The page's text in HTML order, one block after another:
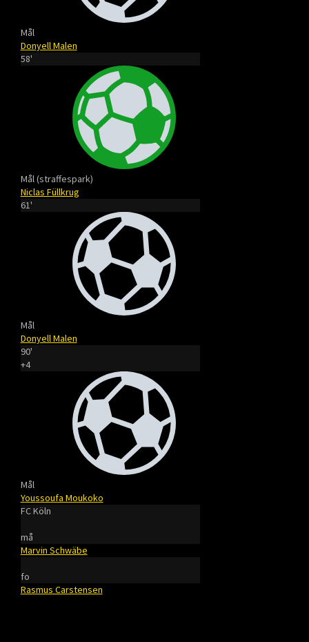
Mål
Donyell Malen
58'
Mål (straffespark)
Niclas Füllkrug
61'
Mål
Donyell Malen
90'
+4
Mål
Youssoufa Moukoko
FC Köln
må
Marvin Schwäbe
fo
Rasmus Carstensen